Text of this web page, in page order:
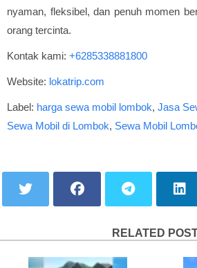
nyaman, fleksibel, dan penuh momen
orang tercinta.
Kontak kami: +6285338881800
Website: lokatrip.com
Label: harga sewa mobil lombok, Jasa
Sewa Mobil di Lombok, Sewa Mobil
RELATED